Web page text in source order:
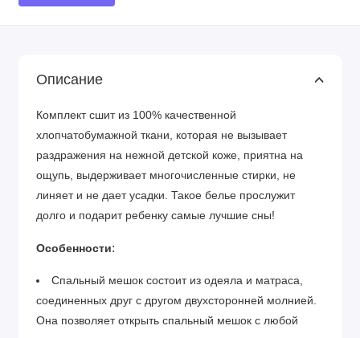
Описание
Комплект сшит из 100% качественной
хлопчатобумажной ткани, которая не вызывает
раздражения на нежной детской коже, приятна на
ощупь, выдерживает многочисленные стирки, не
линяет и не дает усадки. Такое белье прослужит
долго и подарит ребенку самые лучшие сны!
Особенности:
Спальный мешок состоит из одеяла и матраса,
соединенных друг с другом двухсторонней молнией.
Она позволяет открыть спальный мешок с любой